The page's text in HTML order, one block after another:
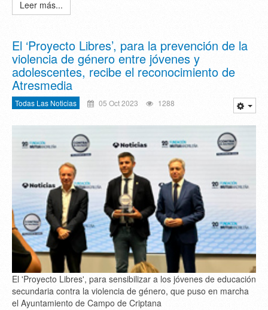
Leer más...
El ‘Proyecto Libres’, para la prevención de la
violencia de género entre jóvenes y
adolescentes, recibe el reconocimiento de
Atresmedia
Todas Las Noticias 05 Oct 2023 1288
El 'Proyecto Libres', para sensibilizar a los jóvenes de educación
secundaria contra la violencia de género, que puso en marcha
el Ayuntamiento de Campo de Criptana